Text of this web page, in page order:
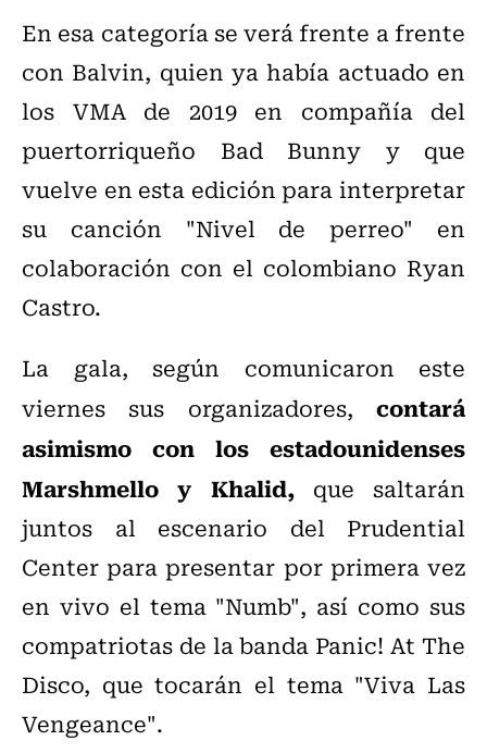
En esa categoría se verá frente a frente
con Balvin, quien ya había actuado en
los VMA de 2019 en compañía del
puertorriqueño Bad Bunny y que
vuelve en esta edición para interpretar
su canción "Nivel de perreo" en
colaboración con el colombiano Ryan
Castro.
La gala, según comunicaron este
viernes sus organizadores, contará
asimismo con los estadounidenses
Marshmello y Khalid,que saltarán
juntos al escenario del Prudential
Center para presentar por primera vez
en vivo el tema "Numb", así como sus
compatriotas de la banda Panic! At The
Disco, que tocarán el tema "Viva Las
Vengeance".